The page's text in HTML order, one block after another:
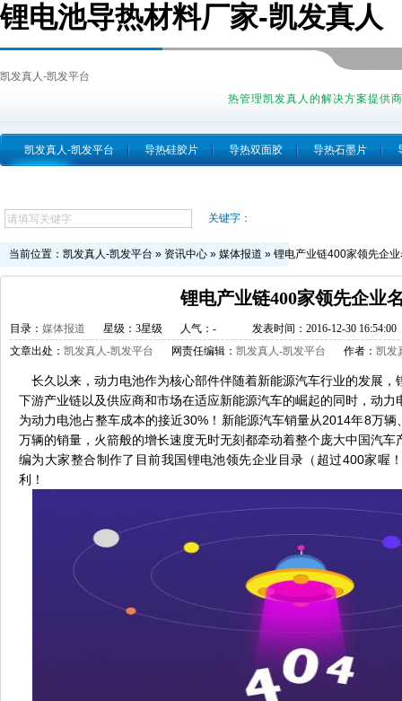
锂电池导热材料厂家-凯发真人
凯发真人-凯发平台
热管理凯发真人的解决方案提供商
凯发真人-凯发平台 导热硅胶片 导热双面胶 导热石墨片
关键字：
当前位置： 凯发真人-凯发平台 » 资讯中心 » 媒体报道 » 锂电产业链400家领先企
锂电产业链400家领先企业
目录： 媒体报道 星级：3星级 人气： -
发表时间：2016-12-30 16:54:00
文章出处： 凯发真人-凯发平台 网责任编辑： 凯发真人-凯发平台 作者： 凯发
长久以来，动力电池作为核心部件伴随着新能源汽车行业的发展，
下游产业链以及供应商和市场在适应新能源汽车的崛起的同时，动
为动力电池占整车成本的接近30%！新能源汽车销量从2014年8万
万辆的销量，火箭般的增长速度无时无刻都牵动着整个庞大中国汽
编为大家整合制作了目前我国锂电池领先企业目录（超过400家喔
利！